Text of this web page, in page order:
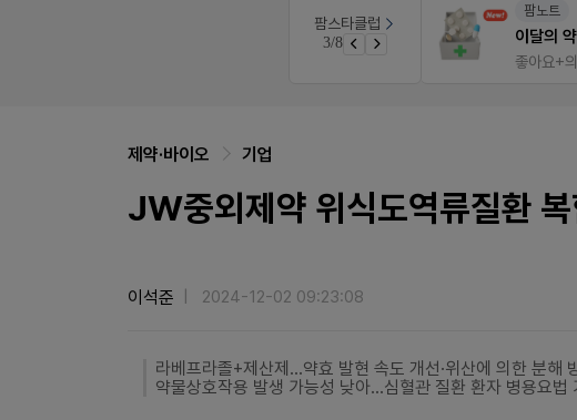
팜스타클럽
3/8 약국 첫 채용공고 0원+'한번 더' 무료 연장
팜노트
이달의
좋아요+
제약·바이오 기업
JW중외제약 위식도역류질환
이석준 2024-12-02 09:23:08
라베프라졸+제산제…약효 발현 속도 개선·위산에 의한 분해
약물상호작용 발생 가능성 낮아…심혈관 질환 환자 병용요법